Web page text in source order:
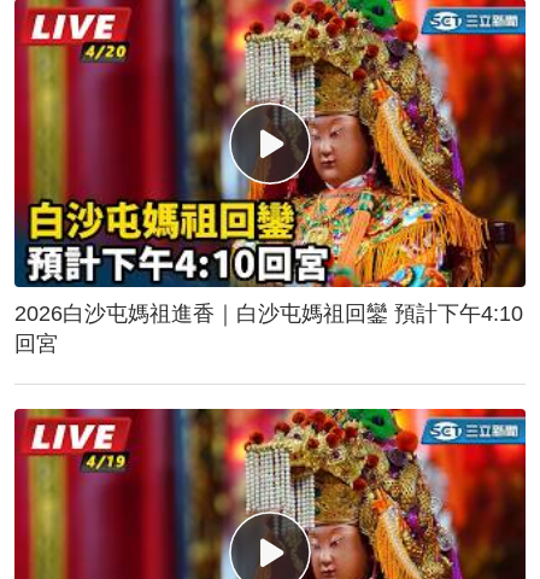
2026白沙屯媽祖進香｜白沙屯媽祖回鑾 預計下午4:10
回宮